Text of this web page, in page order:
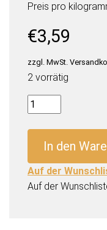
Preis pro
€3,59
zzgl. MwSt.
2 vorrätig
Herr's
Buffalo
Blue
Cheese
Flavored
Cheese
Curls
In den
Auf der
Auf der